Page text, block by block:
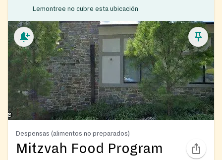
Lemontree no cubre esta ubicación
Despensas (alimentos no preparados)
Mitzvah Food Program